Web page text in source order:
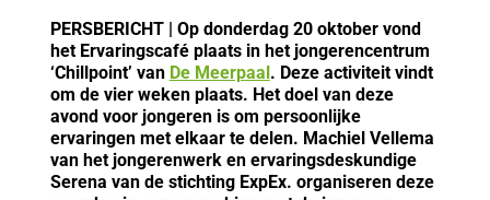
PERSBERICHT | Op donderdag 20 oktober vond
het Ervaringscafé plaats in het jongerencentrum
‘Chillpoint’ van De Meerpaal. Deze activiteit vindt
om de vier weken plaats. Het doel van deze
avond voor jongeren is om persoonlijke
ervaringen met elkaar te delen. Machiel Vellema
van het jongerenwerk en ervaringsdeskundige
Serena van de stichting ExpEx. organiseren deze